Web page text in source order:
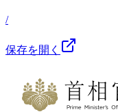
/
保存を開く